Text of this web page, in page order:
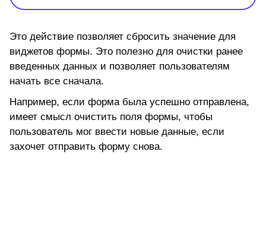
Это действие позволяет сбросить значение для
виджетов формы. Это полезно для очистки ранее
введенных данных и позволяет пользователям
начать все сначала.
Например, если форма была успешно отправлена,
имеет смысл очистить поля формы, чтобы
пользователь мог ввести новые данные, если
захочет отправить форму снова.